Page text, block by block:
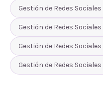
Gestión de Redes Sociales
Gestión de Redes Sociales
Gestión de Redes Sociales
Gestión de Redes Sociales